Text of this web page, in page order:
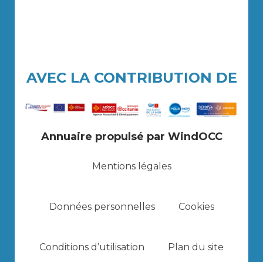
AVEC LA CONTRIBUTION DE
Annuaire propulsé par WindOCC
Mentions légales
Données personnelles Cookies
Conditions d’utilisation Plan du site